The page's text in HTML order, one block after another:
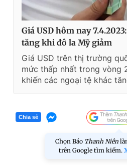
Giá USD hôm nay
tăng khi đô la Mỹ giảm
Giá USD trên thị trường
mức thấp nhất trong vòng
khiến các ngoại tệ khác
Chia sẻ
Chọn Báo Thanh Niên
trên Google tìm kiếm.